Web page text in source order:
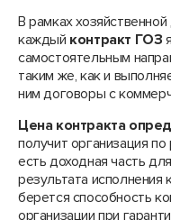
В рамках
каждый контракт ГОЗ
самостоятельным
таким же, как и
ним договоры с
Цена контракта
получит организация
есть доходная часть
результата исполнения
берется способность
организации при